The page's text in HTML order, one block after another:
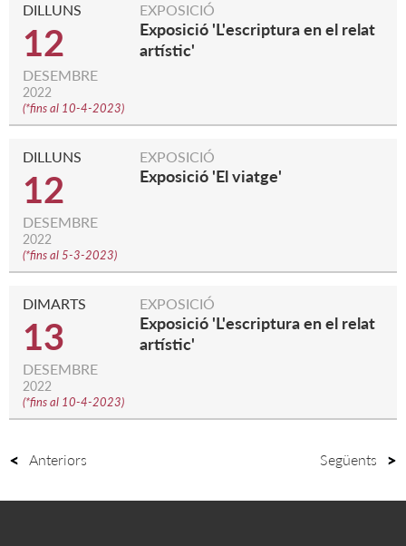
DILLUNS
12
DESEMBRE
2022
(*fins al 10-4-2023)
EXPOSICIÓ
Exposició 'L'escriptura en el relat
artístic'
DILLUNS
12
DESEMBRE
2022
(*fins al 5-3-2023)
EXPOSICIÓ
Exposició 'El viatge'
DIMARTS
13
DESEMBRE
2022
(*fins al 10-4-2023)
EXPOSICIÓ
Exposició 'L'escriptura en el relat
artístic'
Anteriors Següents